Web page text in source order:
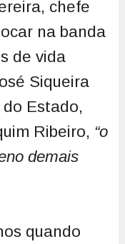
chefe
na banda
de vida
Siqueira
Estado,
Ribeiro, “o
demais
quando